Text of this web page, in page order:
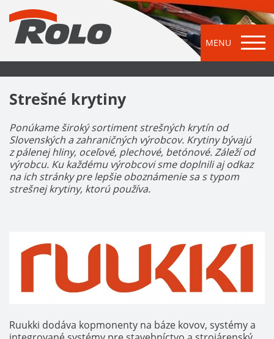
MENU
Strešné krytiny
Ponúkame široký sortiment strešných krytín od
Slovenských a zahraničných výrobcov. Krytiny bývajú
z pálenej hliny, oceľové, plechové, betónové. Záleží od
výrobcu. Ku každému výrobcovi sme doplnili aj odkaz
na ich stránky pre lepšie oboznámenie sa s typom
strešnej krytiny, ktorú používa.
Ruukki dodáva kopmonenty na báze kovov, systémy a